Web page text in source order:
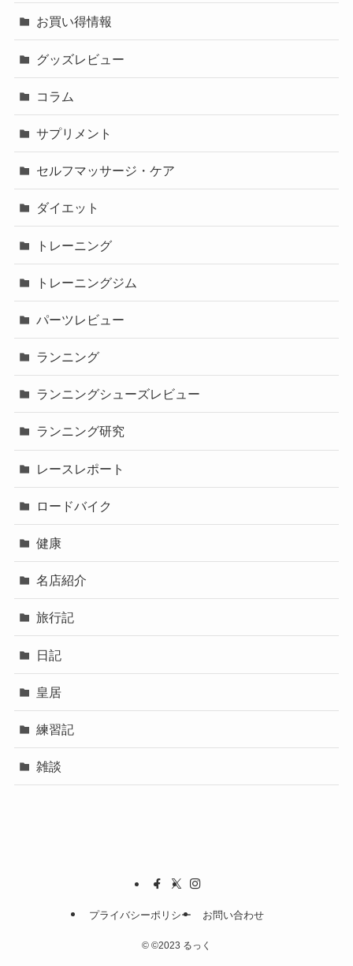
お買い得情報
グッズレビュー
コラム
サプリメント
セルフマッサージ・ケア
ダイエット
トレーニング
トレーニングジム
パーツレビュー
ランニング
ランニングシューズレビュー
ランニング研究
レースレポート
ロードバイク
健康
名店紹介
旅行記
日記
皇居
練習記
雑談
プライバシーポリシー お問い合わせ
© ©2023 るっく